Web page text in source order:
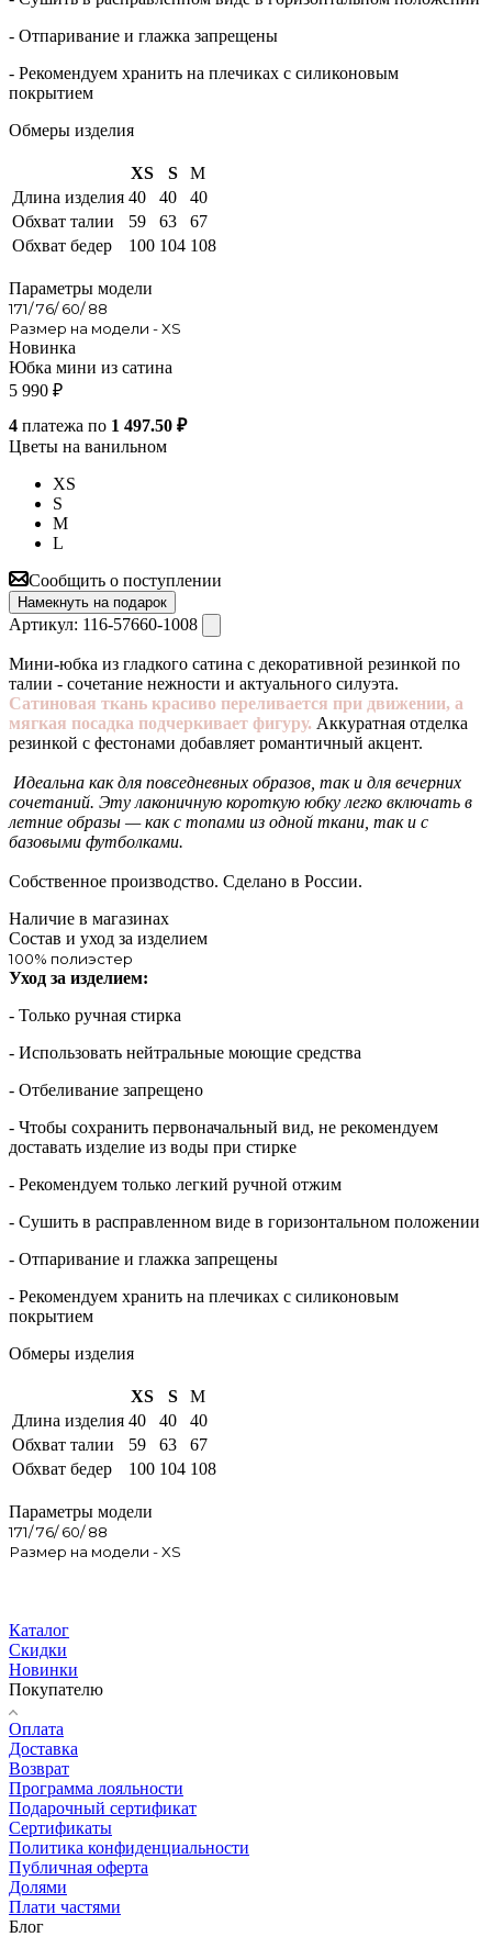
- Отпаривание и глажка запрещены
- Рекомендуем хранить на плечиках с силиконовым
покрытием
Обмеры изделия
XS S
M
Длина изделия 40 40
40
Обхват талии
59 63
67
Обхват бедер
100 104 108
Параметры модели
171/ 76/ 60/ 88
Размер на модели - XS
Новинка
Юбка мини из сатина
5 990 ₽
4 платежа по 1 497.50 ₽
Цветы на ванильном
XS
S
M
L
Сообщить о поступлении
Намекнуть на подарок
Артикул: 116-57660-1008
Мини-юбка из гладкого сатина с декоративной резинкой по
талии - сочетание нежности и актуального силуэта.
Сатиновая ткань красиво переливается при движении, а
мягкая посадка подчеркивает фигуру. Аккуратная отделка
резинкой с фестонами добавляет романтичный акцент.
Идеальна как для повседневных образов, так и для вечерних
сочетаний. Эту лаконичную короткую юбку легко включать в
летние образы — как с топами из одной ткани, так и с
базовыми футболками.
Собственное производство. Сделано в России.
Наличие в магазинах
Состав и уход за изделием
100% полиэстер
Уход за изделием:
- Только ручная стирка
- Использовать нейтральные моющие средства
- Отбеливание запрещено
- Чтобы сохранить первоначальный вид, не рекомендуем
доставать изделие из воды при стирке
- Рекомендуем только легкий ручной отжим
- Сушить в расправленном виде в горизонтальном положении
- Отпаривание и глажка запрещены
- Рекомендуем хранить на плечиках с силиконовым
покрытием
Обмеры изделия
XS S
M
Длина изделия 40 40
40
Обхват талии
59 63
67
Обхват бедер
100 104 108
Параметры модели
171/ 76/ 60/ 88
Размер на модели - XS
Каталог
Скидки
Новинки
Покупателю
Оплата
Доставка
Возврат
Программа лояльности
Подарочный сертификат
Сертификаты
Политика конфиденциальности
Публичная оферта
Долями
Плати частями
Блог